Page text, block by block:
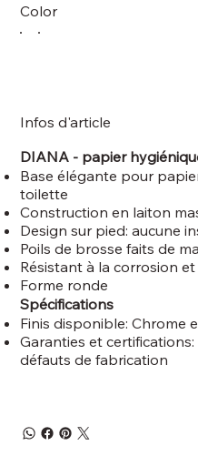
Color
Infos d'article
DIANA - papier
Base élégante pour
toilette
Construction en laiton
Design sur pied: aucune
Poils de brosse faits de
Résistant à la corrosion
Forme ronde
Spécifications
Finis disponible: Chrome
Garanties et
défauts de fabrication